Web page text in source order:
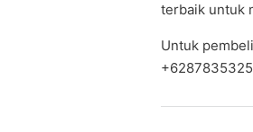
terbaik untuk
Untuk